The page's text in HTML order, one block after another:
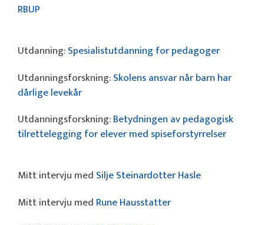
RBUP
Utdanning:Spesialist­utdanning for pedagoger
Utdanningsforskning:Skolens ansvar når barn har
dårlige levekår
Utdanningsforskning:Betydningen av pedagogisk
tilrettelegging for elever med spiseforstyrrelser
Mitt intervju med Silje Steinardotter Hasle
Mitt intervju med Rune Hausstatter